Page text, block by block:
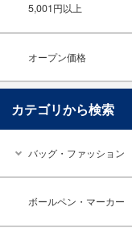
5,001円以上
オープン価格
カテゴリから検索
バッグ・ファッション
ボールペン・マーカー